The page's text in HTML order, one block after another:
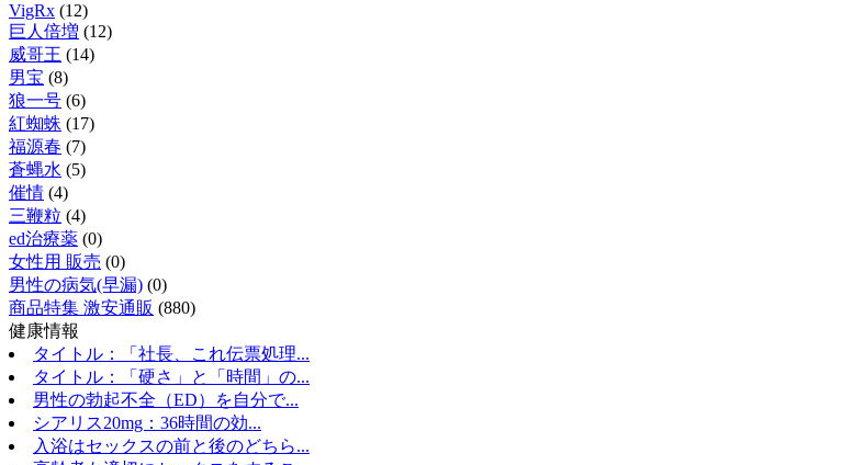
VigRx (12)
巨人倍増 (12)
威哥王 (14)
男宝 (8)
狼一号 (6)
紅蜘蛛 (17)
福源春 (7)
蒼蝿水 (5)
催情 (4)
三鞭粒 (4)
ed治療薬 (0)
女性用 販売 (0)
男性の病気(早漏) (0)
商品特集 激安通販 (880)
健康情報
タイトル：「社長、これ伝票処理...
タイトル：「硬さ」と「時間」の...
男性の勃起不全（ED）を自分で...
シアリス20mg：36時間の効...
入浴はセックスの前と後のどちら...